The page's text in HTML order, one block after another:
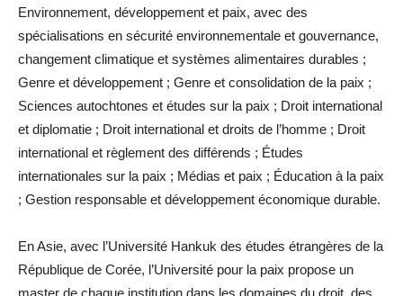
Environnement, développement et paix, avec des
spécialisations en sécurité environnementale et gouvernance,
changement climatique et systèmes alimentaires durables ;
Genre et développement ; Genre et consolidation de la paix ;
Sciences autochtones et études sur la paix ; Droit international
et diplomatie ; Droit international et droits de l’homme ; Droit
international et règlement des différends ; Études
internationales sur la paix ; Médias et paix ; Éducation à la paix
; Gestion responsable et développement économique durable.
En Asie, avec l’Université Hankuk des études étrangères de la
République de Corée, l’Université pour la paix propose un